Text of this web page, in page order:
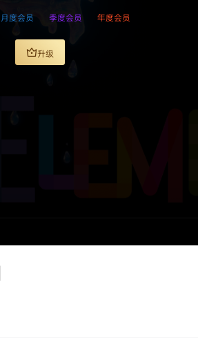
月度会员 季度会员 年度会员
升级